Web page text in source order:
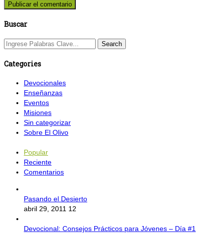
Buscar
Categories
Devocionales
Enseñanzas
Eventos
Misiones
Sin categorizar
Sobre El Olivo
Popular
Reciente
Comentarios
Pasando el Desierto
abril 29, 2011 12
Devocional: Consejos Prácticos para Jóvenes – Día #1